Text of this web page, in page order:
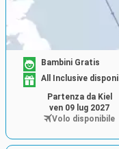
Bambini Gratis
All Inclusive
Partenza da Kiel
ven 09 lug 2027
Volo disponibile